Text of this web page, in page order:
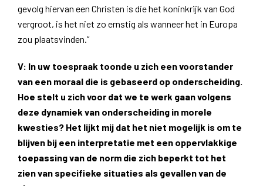
gevolg hiervan een Christen is die het koninkrijk van God
vergroot, is het niet zo ernstig als wanneer het in Europa
zou plaatsvinden.”
V: In uw toespraak toonde u zich een voorstander
van een moraal die is gebaseerd op onderscheiding.
Hoe stelt u zich voor dat we te werk gaan volgens
deze dynamiek van onderscheiding in morele
kwesties? Het lijkt mij dat het niet mogelijk is om te
blijven bij een interpretatie met een oppervlakkige
toepassing van de norm die zich beperkt tot het
zien van specifieke situaties als gevallen van de